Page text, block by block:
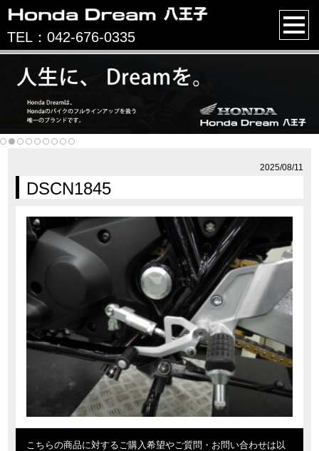
TEL：042-676-0335
2025/08/11
DSCN1845
こちらの商品に対するご購入希望やご質問・お問い合わせは以